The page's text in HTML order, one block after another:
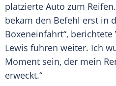
platzierte Auto zum Reifen
bekam den Befehl erst in
Boxeneinfahrt“, berichtete
Lewis fuhren weiter. Ich
Moment sein, der mein
erweckt.“